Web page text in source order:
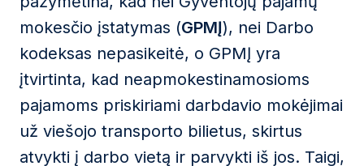
mokesčio įstatymas (GPMĮ), nei Darbo
kodeksas nepasikeitė, o GPMĮ yra
įtvirtinta, kad neapmokestinamosioms
pajamoms priskiriami darbdavio mokėjimai
už viešojo transporto bilietus, skirtus
atvykti į darbo vietą ir parvykti iš jos. Taigi,